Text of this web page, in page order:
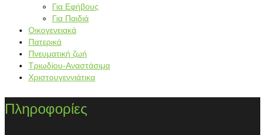
Για Εφήβους
Για Παιδιά
Οικογενειακά
Πατερικά
Πνευματική ζωή
Τριωδίου-Αναστάσιμα
Χριστουγεννιάτικα
Πληροφορίες